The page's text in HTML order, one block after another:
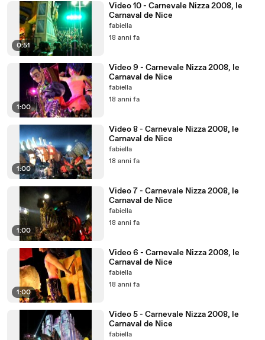
0:51
Video 10 - Carnevale Nizza 2008, le
Carnaval de Nice
fabiella
18 anni fa
1:00
Video 9 - Carnevale Nizza 2008, le
Carnaval de Nice
fabiella
18 anni fa
1:00
Video 8 - Carnevale Nizza 2008, le
Carnaval de Nice
fabiella
18 anni fa
1:00
Video 7 - Carnevale Nizza 2008, le
Carnaval de Nice
fabiella
18 anni fa
1:00
Video 6 - Carnevale Nizza 2008, le
Carnaval de Nice
fabiella
18 anni fa
Video 5 - Carnevale Nizza 2008, le
Carnaval de Nice
fabiella